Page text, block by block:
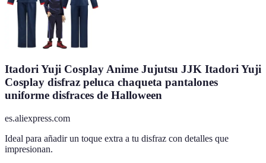
Itadori Yuji Cosplay Anime Jujutsu JJK Itadori Yuji
Cosplay disfraz peluca chaqueta pantalones
uniforme disfraces de Halloween
es.aliexpress.com
Ideal para añadir un toque extra a tu disfraz con detalles que
impresionan.